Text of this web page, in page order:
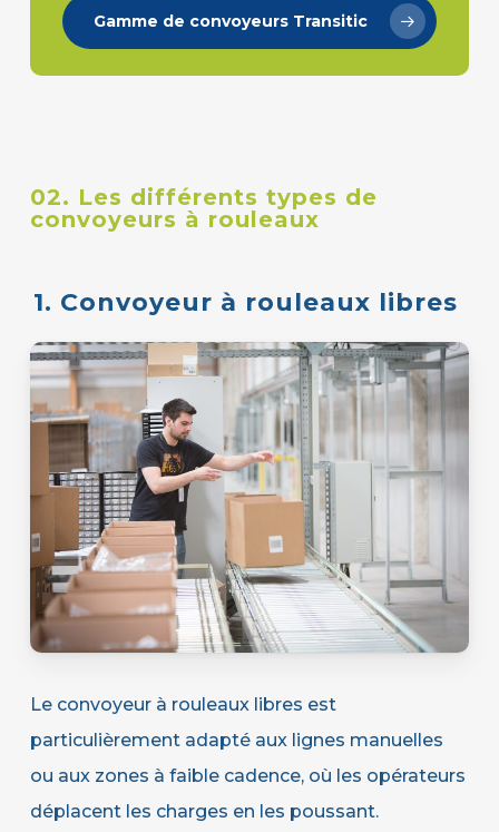
Gamme de convoyeurs Transitic
02. Les différents types de
convoyeurs à rouleaux
1. Convoyeur à rouleaux libres
Le convoyeur à rouleaux libres est
particulièrement adapté aux lignes manuelles
ou aux zones à faible cadence, où les opérateurs
déplacent les charges en les poussant.